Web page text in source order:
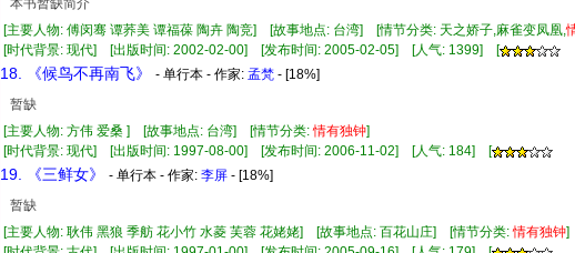
本书暂缺简介
[主要人物: 傅闵骞 谭荞美 谭福葆 陶卉 陶竞] [故事地点: 台湾] [情节分类: 天之娇子,麻雀变凤凰,
[时代背景: 现代] [出版时间: 2002-02-00] [发布时间: 2005-02-05] [人气: 1399] [
18. 《候鸟不再南飞》 - 单行本 - 作家: 孟梵 - [18%]
暂缺
[主要人物: 方伟 爱桑 ] [故事地点: 台湾] [情节分类:情有独钟]
[时代背景: 现代] [出版时间: 1997-08-00] [发布时间: 2006-11-02] [人气: 184] [
19. 《三鲜女》 - 单行本 - 作家: 李屏 - [18%]
暂缺
[主要人物: 耿伟 黑狼 季舫 花小竹 水菱 芙蓉 花姥姥] [故事地点: 百花山庄] [情节分类:情有独钟]